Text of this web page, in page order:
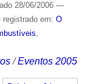
28/06/2006 —
em: O
,
/Eventos 2005